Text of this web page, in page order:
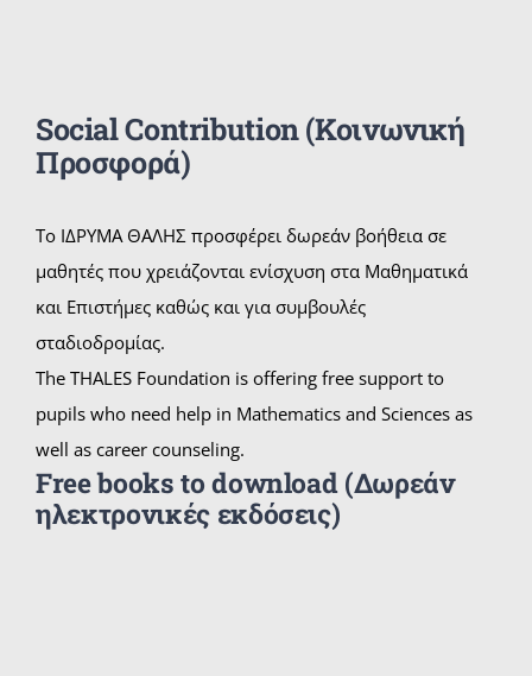
Social Contribution (Κοινωνική
Προσφορά)
Το ΙΔΡΥΜΑ ΘΑΛΗΣ προσφέρει δωρεάν βοήθεια σε
μαθητές που χρειάζονται ενίσχυση στα Μαθηματικά
και Επιστήμες καθώς και για συμβουλές
σταδιοδρομίας.
The THALES Foundation is offering free support to
pupils who need help in Mathematics and Sciences as
well as career counseling.
Free books to download (Δωρεάν
ηλεκτρονικές εκδόσεις)